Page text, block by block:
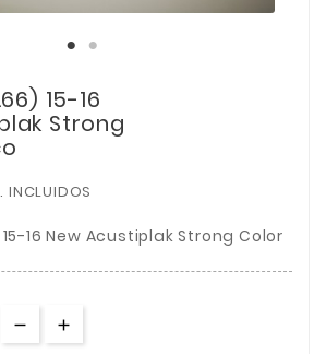
15-16
Strong
INCLUIDOS
16 New Acustiplak Strong Color